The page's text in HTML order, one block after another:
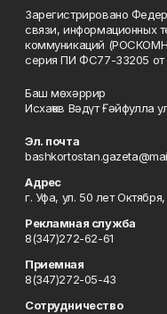
Зарегистрировано
связи, информационных
коммуникаций
серия ПИ ФС77-33205 от
Баш мөхәррир
Исхаҡов Вәдүт Ғәйфулла
Эл. почта
Адрес
г. Уфа, ул. 50 лет
Рекламная служба
8(347)272-62-61
Приемная
8(347)272-05-43
Сотрудничество